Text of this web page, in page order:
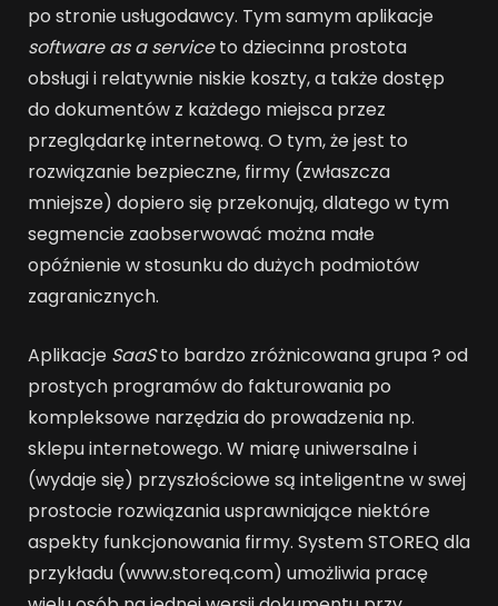
po stronie usługodawcy. Tym samym aplikacje
software as a serviceto dziecinna prostota
obsługi i relatywnie niskie koszty, a także dostęp
do dokumentów z każdego miejsca przez
przeglądarkę internetową. O tym, że jest to
rozwiązanie bezpieczne, firmy (zwłaszcza
mniejsze) dopiero się przekonują, dlatego w tym
segmencie zaobserwować można małe
opóźnienie w stosunku do dużych podmiotów
zagranicznych.
Aplikacje SaaSto bardzo zróżnicowana grupa ? od
prostych programów do fakturowania po
kompleksowe narzędzia do prowadzenia np.
sklepu internetowego. W miarę uniwersalne i
(wydaje się) przyszłościowe są inteligentne w swej
prostocie rozwiązania usprawniające niektóre
aspekty funkcjonowania firmy. System STOREQ dla
przykładu (www.storeq.com) umożliwia pracę